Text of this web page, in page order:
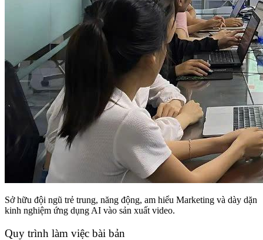
Sở hữu đội ngũ trẻ trung, năng động, am hiểu Marketing và dày dặn
kinh nghiệm ứng dụng AI vào sản xuất video.
Quy trình làm việc bài bản